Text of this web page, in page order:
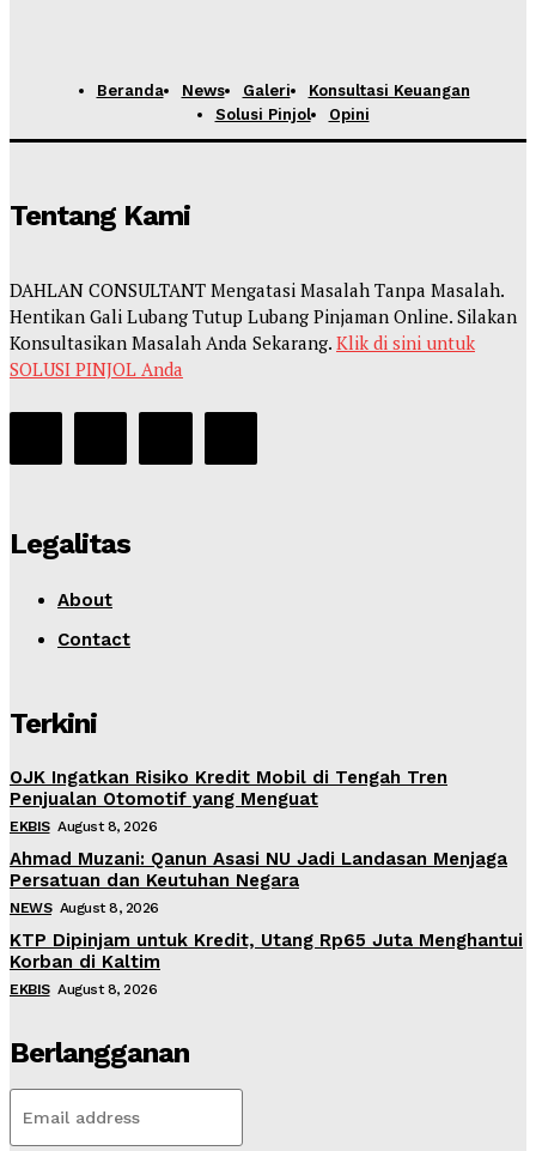
Beranda News Galeri
Konsultasi Keuangan
Solusi Pinjol
Opini
Tentang Kami
DAHLAN CONSULTANT Mengatasi Masalah Tanpa Masalah.
Hentikan Gali Lubang Tutup Lubang Pinjaman Online. Silakan
Konsultasikan Masalah Anda Sekarang. Klik di sini untuk
SOLUSI PINJOL Anda
Legalitas
About
Contact
Terkini
OJK Ingatkan Risiko Kredit Mobil di Tengah Tren
Penjualan Otomotif yang Menguat
EKBIS August 8, 2026
Ahmad Muzani: Qanun Asasi NU Jadi Landasan Menjaga
Persatuan dan Keutuhan Negara
NEWS August 8, 2026
KTP Dipinjam untuk Kredit, Utang Rp65 Juta Menghantui
Korban di Kaltim
EKBIS August 8, 2026
Berlangganan